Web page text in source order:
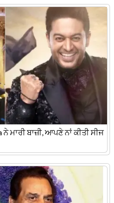
ਮਾਰੀ ਬਾਜ਼ੀ, ਆਪਣੇ ਨਾਂ ਕੀਤੀ ਸੀਜ